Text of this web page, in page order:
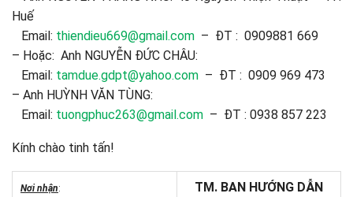
Huế
Email: thiendieu669@gmail.com – ĐT : 0909881 669
– Hoặc: Anh NGUYỄN ĐỨC CHÂU:
Email: tamdue.gdpt@yahoo.com – ĐT : 0909 969 473
– Anh HUỲNH VĂN TÙNG:
Email: tuongphuc263@gmail.com – ĐT : 0938 857 223
Kính chào tinh tấn!
Nơi nhận:
TM. BAN HƯỚNG DẪN